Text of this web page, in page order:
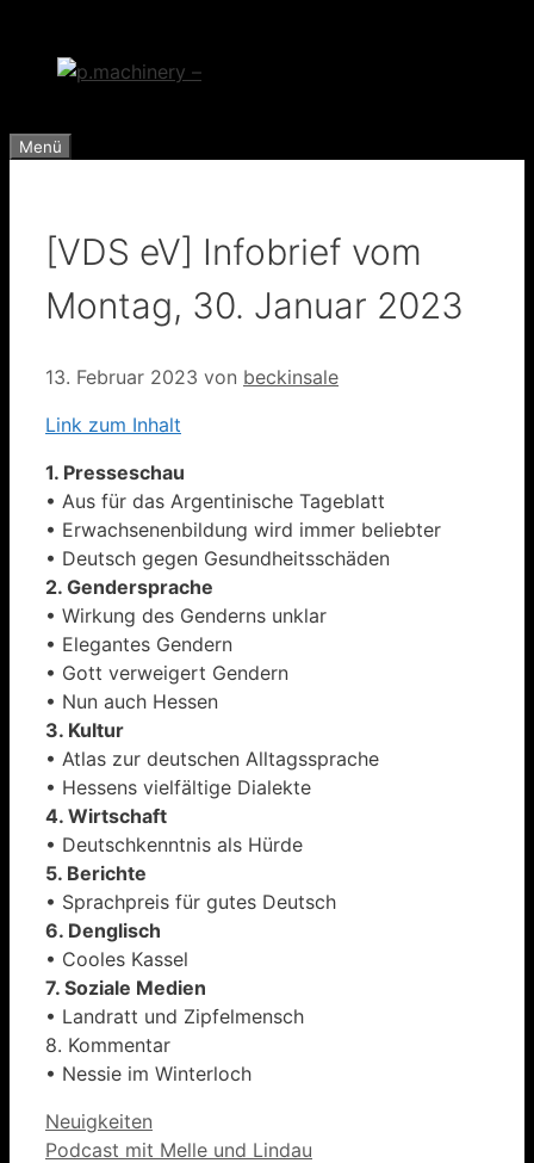
springen
Menü
[VDS eV] Infobrief vom
Montag, 30. Januar 2023
13. Februar 2023 von beckinsale
Link zum Inhalt
1. Presseschau
• Aus für das Argentinische Tageblatt
• Erwachsenenbildung wird immer beliebter
• Deutsch gegen Gesundheitsschäden
2. Gendersprache
• Wirkung des Genderns unklar
• Elegantes Gendern
• Gott verweigert Gendern
• Nun auch Hessen
3. Kultur
• Atlas zur deutschen Alltagssprache
• Hessens vielfältige Dialekte
4. Wirtschaft
• Deutschkenntnis als Hürde
5. Berichte
• Sprachpreis für gutes Deutsch
6. Denglisch
• Cooles Kassel
7. Soziale Medien
• Landratt und Zipfelmensch
8. Kommentar
• Nessie im Winterloch
Kategorien
Neuigkeiten
Podcast mit Melle und Lindau